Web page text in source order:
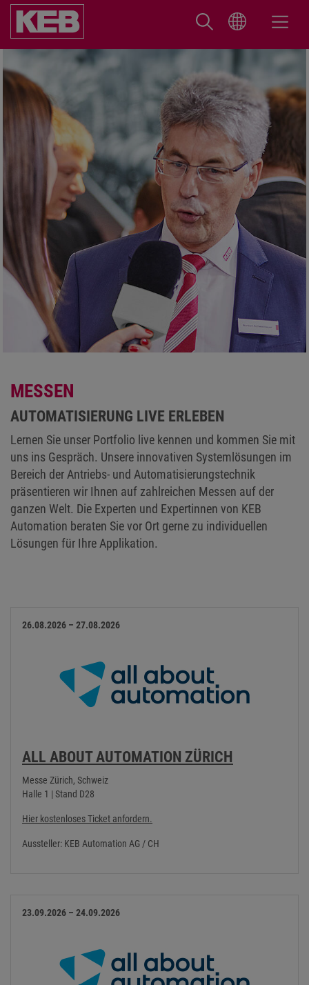
MESSEN
AUTOMATISIERUNG LIVE ERLEBEN
Lernen Sie unser Portfolio live kennen und kommen Sie mit
uns ins Gespräch. Unsere innovativen Systemlösungen im
Bereich der Antriebs- und Automatisierungstechnik
präsentieren wir Ihnen auf zahlreichen Messen auf der
ganzen Welt. Die Experten und Expertinnen von KEB
Automation beraten Sie vor Ort gerne zu individuellen
Lösungen für Ihre Applikation.
26.08.2026 – 27.08.2026
ALL ABOUT AUTOMATION ZÜRICH
Messe Zürich, Schweiz
Halle 1 | Stand D28
Hier kostenloses Ticket anfordern.
Aussteller: KEB Automation AG / CH
23.09.2026 – 24.09.2026